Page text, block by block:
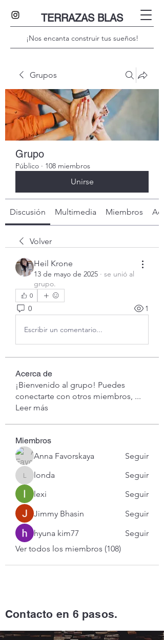
TERRAZAS BLAS
¡Nos encanta construir tus sueños!
Grupos
Grupo
Público · 108 miembros
Unirse
Discusión Multimedia Miembros
Volver
Heil Krone
13 de mayo de 2025 · se unió al
grupo.
0
0 1
Escribir un comentario...
Acerca de
¡Bienvenido al grupo! Puedes
conectarte con otros miembros, ...
Leer más
Miembros
Anna Favorskaya
Seguir
londalonda
Seguir
lexi
Seguir
Jimmy Bhasin
Seguir
hyuna kim77
Seguir
Ver todos los miembros (108)
Contacto en 6 pasos.